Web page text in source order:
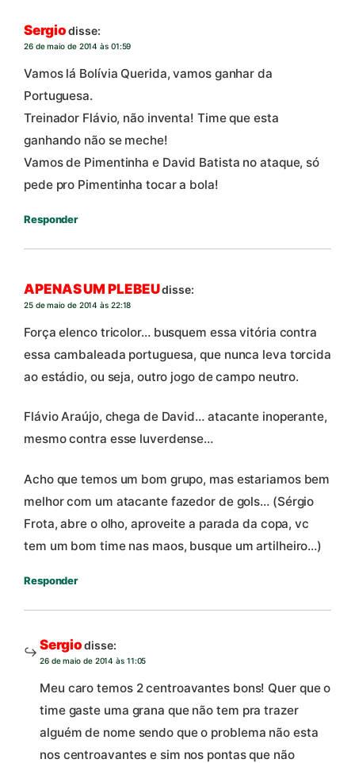
Sergiodisse:
26 de maio de 2014 às 01:59
Vamos lá Bolívia Querida, vamos ganhar da
Portuguesa.
Treinador Flávio, não inventa! Time que esta
ganhando não se meche!
Vamos de Pimentinha e David Batista no ataque, só
pede pro Pimentinha tocar a bola!
Responder
APENAS UM PLEBEUdisse:
25 de maio de 2014 às 22:18
Força elenco tricolor… busquem essa vitória contra
essa cambaleada portuguesa, que nunca leva torcida
ao estádio, ou seja, outro jogo de campo neutro.
Flávio Araújo, chega de David… atacante inoperante,
mesmo contra esse luverdense…
Acho que temos um bom grupo, mas estariamos bem
melhor com um atacante fazedor de gols… (Sérgio
Frota, abre o olho, aproveite a parada da copa, vc
tem um bom time nas maos, busque um artilheiro…)
Responder
Sergiodisse:
26 de maio de 2014 às 11:05
Meu caro temos 2 centroavantes bons! Quer que o
time gaste uma grana que não tem pra trazer
alguém de nome sendo que o problema não esta
nos centroavantes e sim nos pontas que não